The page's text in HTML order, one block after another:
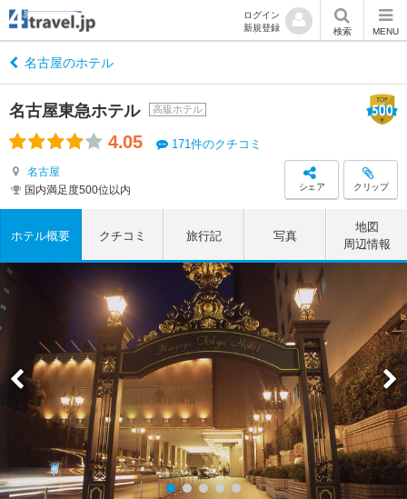
ログイン
新規登録
検索 MENU
名古屋のホテル
名古屋東急ホテル 高級ホテル
4.05 171件のクチコミ
名古屋
国内満足度500位以内
シェア クリップ
ホテル概要 クチコミ 旅行記 写真
地図
周辺情報